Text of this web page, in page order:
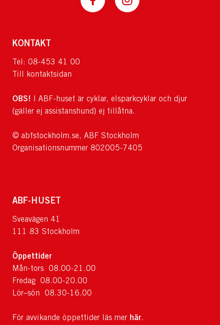
KONTAKT
Tel: 08-453 41 00
Till kontaktsidan
OBS! I ABF-huset är cyklar, elsparkcyklar och djur
(gäller ej assistanshund) ej tillåtna.
© abfstockholm.se, ABF Stockholm
Organisationsnummer 802005-7405
ABF-HUSET
Sveavägen 41
111 83 Stockholm
Öppettider
Mån-tors 08.00-21.00
Fredag 08.00-20.00
Lör–sön 08.30-16.00
För avvikande öppettider läs mer här.